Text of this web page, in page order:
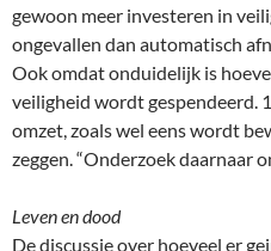
gewoon meer investeren in
ongevallen dan automatisch
Ook omdat onduidelijk is
veiligheid wordt gespendeerd.
omzet, zoals wel eens wordt
zeggen. “Onderzoek daarnaar
Leven en dood
De discussie over hoeveel er